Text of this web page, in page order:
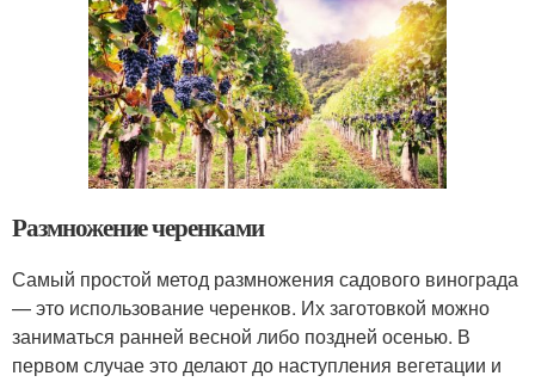
Размножение черенками
Самый простой метод размножения садового винограда
— это использование черенков. Их заготовкой можно
заниматься ранней весной либо поздней осенью. В
первом случае это делают до наступления вегетации и